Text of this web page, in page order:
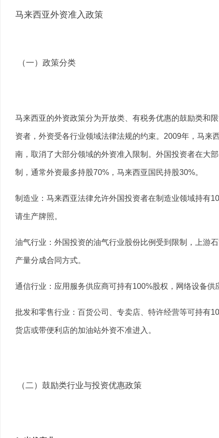
马来西亚外资准入政策
（一）政策分类
马来西亚的外资政策分为开放类、有税务优惠的鼓励类和
资者，外资受各行业领域法律法规的约束。2009年，马来
南，取消了大部分领域的外资准入限制。外国投资者在大
制，通常外资最多持股70%，马来西亚国民持股30%。
制造业：马来西亚法律允许外国投资者在制造业领域持有
请生产牌照。
油气行业：外国投资的油气行业股份比例受到限制，上游
产量分成合同方式。
通信行业：应用服务供应商可持有100%股权，网络设备供
批发和零售行业：百货公司、专卖店、特许经营等可持有
货店或带便利店的加油站外资不准进入。
（二）鼓励类行业与投资优惠政策